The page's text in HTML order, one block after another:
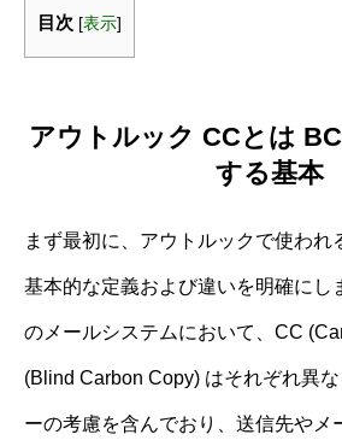
目次 [表示]
アウトルック CCとは
する基本
まず最初に、アウトルックで使わ
基本的な定義および違いを明確にし
のメールシステムにおいて、CC
(Blind Carbon Copy) はそれぞれ異
ーの考慮を含んでおり、送信先やメ